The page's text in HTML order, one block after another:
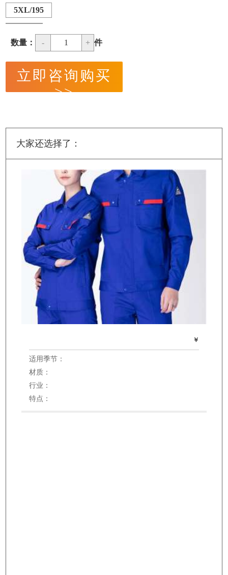
5XL/195
数量： - 1 + 件
立即咨询购买
>>
大家还选择了：
￥
适用季节：
材质：
行业：
特点：